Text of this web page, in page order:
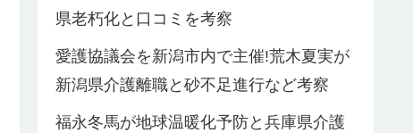
県老朽化と口コミを考察
愛護協議会を新潟市内で主催!荒木夏実が
新潟県介護離職と砂不足進行など考察
福永冬馬が地球温暖化予防と兵庫県介護